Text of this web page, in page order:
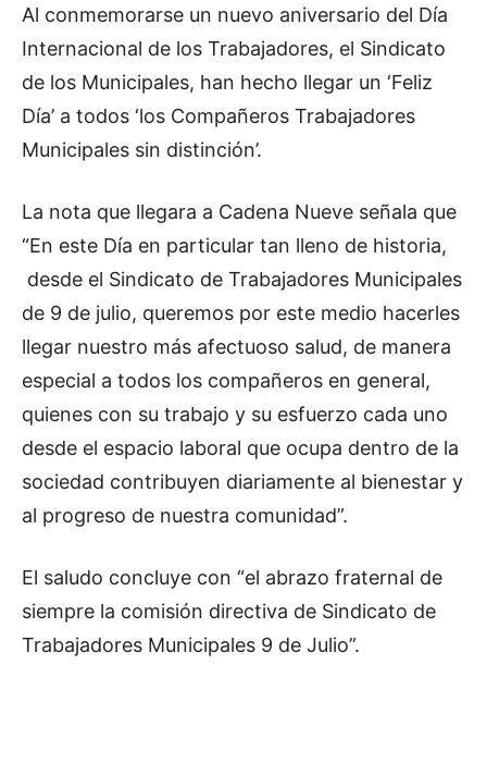
Al conmemorarse un nuevo aniversario del Día
Internacional de los Trabajadores, el Sindicato
de los Municipales, han hecho llegar un ‘Feliz
Día’ a todos ‘los Compañeros Trabajadores
Municipales sin distinción’.
La nota que llegara a Cadena Nueve señala que
“En este Día en particular tan lleno de historia,
desde el Sindicato de Trabajadores Municipales
de 9 de julio, queremos por este medio hacerles
llegar nuestro más afectuoso salud, de manera
especial a todos los compañeros en general,
quienes con su trabajo y su esfuerzo cada uno
desde el espacio laboral que ocupa dentro de la
sociedad contribuyen diariamente al bienestar y
al progreso de nuestra comunidad”.
El saludo concluye con “el abrazo fraternal de
siempre la comisión directiva de Sindicato de
Trabajadores Municipales 9 de Julio”.